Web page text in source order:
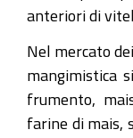
anteriori di
Nel mercato
mangimistica
frumento,
farine di mais,